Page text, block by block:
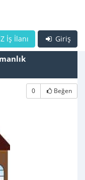
Giriş
İş İlanı
0 Beğen